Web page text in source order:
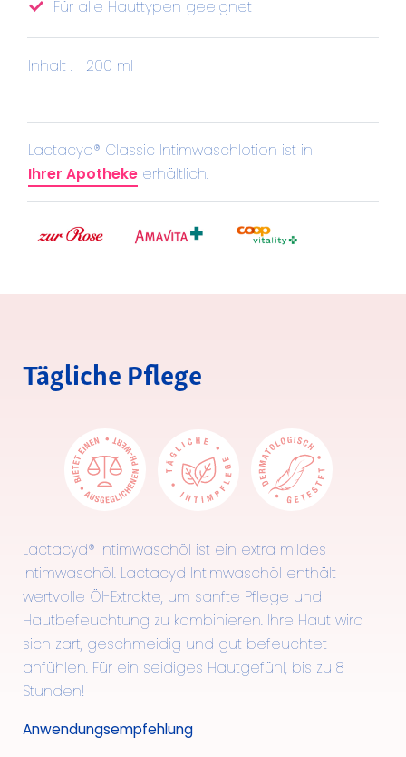
Für alle Hauttypen geeignet
Inhalt : 200 ml
Lactacyd® Classic Intimwaschlotion ist in
Ihrer Apotheke erhältlich.
Tägliche Pflege
Lactacyd® Intimwaschöl ist ein extra mildes
Intimwaschöl. Lactacyd Intimwaschöl enthält
wertvolle Öl-Extrakte, um sanfte Pflege und
Hautbefeuchtung zu kombinieren. Ihre Haut wird
sich zart, geschmeidig und gut befeuchtet
anfühlen. Für ein seidiges Hautgefühl, bis zu 8
Stunden!
Anwendungsempfehlung